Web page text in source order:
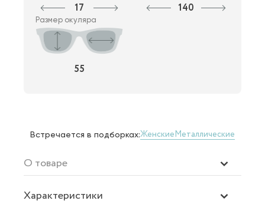
17 140
Размер окуляра
55
Встречается в подборках:ЖенскиеМеталлические
О товаре
Характеристики